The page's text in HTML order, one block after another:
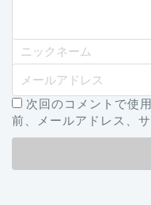
次回のコメントで使
前、メールアドレス、